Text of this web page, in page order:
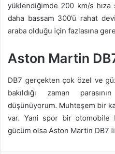
yüklendiğimde 200 km/s hıza
daha bassam 300’ü rahat
araba olduğu için fazlasına
Aston Martin DB7
DB7 gerçekten çok özel ve
bakıldığı zaman
düşünüyorum. Muhteşem bir
var. Yani spor bir otomobile
gücüm olsa Aston Martin DB7